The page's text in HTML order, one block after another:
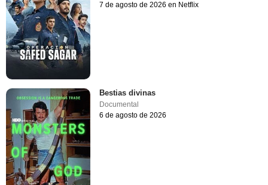
7 de agosto de 2026 en Netflix
Bestias divinas
Documental
6 de agosto de 2026